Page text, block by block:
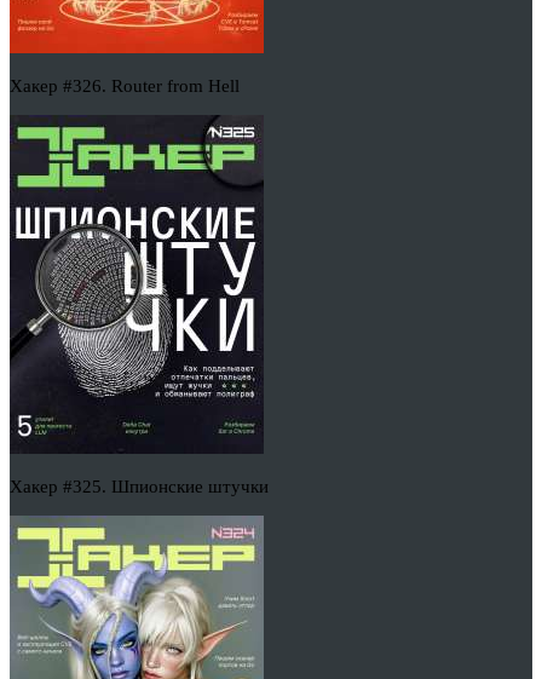
Хакер #326. Router from Hell
Хакер #325. Шпионские штучки